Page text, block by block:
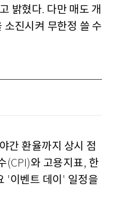
고 밝혔다. 다만 매도 개
진시켜 무한정 쓸 수
간 환율까지 상시 점
(CPI)와 고용지표, 한
'이벤트 데이 ' 일정을